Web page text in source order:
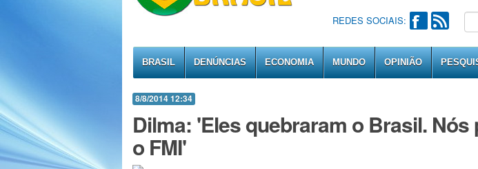
REDES SOCIAIS:
BRASIL DENÚNCIAS ECONOMIA MUNDO OPINIÃO
8/8/2014 12:34
Dilma: 'Eles quebraram o Brasil. Nós
o FMI'